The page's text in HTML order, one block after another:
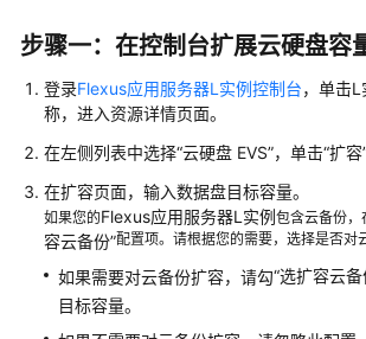
L
例
远
登
录
Flexus
L
实
例
步骤一：在控制台扩展云硬盘容
登录Flexus应用服务器L实例控制台，单击
称，进入资源详情页面。
在左侧列表中选择“云硬盘 EVS”，单击“扩容
在扩容页面，输入数据盘目标容量。
如果您的Flexus应用服务器L实例包含云备份，
容云备份”配置项。请根据您的需要，选择是否对
如果需要对云备份扩容，请勾“选扩容云备
目标容量。